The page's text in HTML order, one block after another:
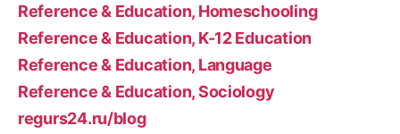
Reference & Education, Homeschooling
Reference & Education, K-12 Education
Reference & Education, Language
Reference & Education, Sociology
regurs24.ru/blog